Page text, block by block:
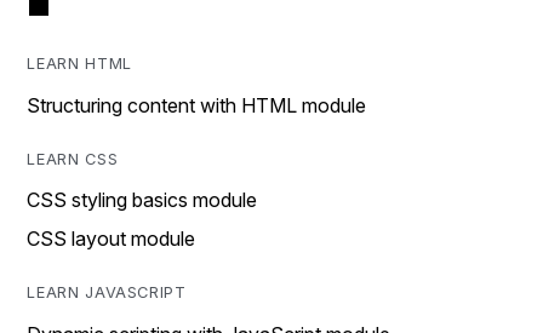
LEARN HTML
Structuring content with HTML module
LEARN CSS
CSS styling basics module
CSS layout module
LEARN JAVASCRIPT